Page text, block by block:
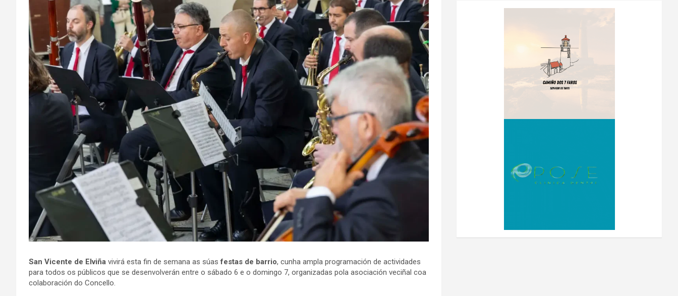
San Vicente de Elviña vivirá esta fin de semana as súasfestas de barrio, cunha ampla programación de actividades
para todos os públicos que se desenvolverán entre o sábado 6 e o domingo 7, organizadas pola asociación veciñal coa
colaboración do Concello.